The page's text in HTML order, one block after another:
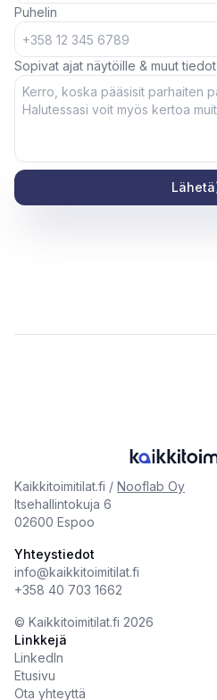
Puhelin
Sopivat ajat näytöille & muut tiedot
Lähetä
Kaikkitoimitilat.fi / Nooflab Oy
Itsehallintokuja 6
02600 Espoo
Yhteystiedot
info@kaikkitoimitilat.fi
+358 40 703 1662
©️ Kaikkitoimitilat.fi 2026
Linkkejä
LinkedIn
Etusivu
Ota yhteyttä